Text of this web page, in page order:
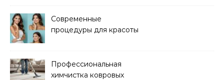
Современные
процедуры для красоты
Профессиональная
химчистка ковровых